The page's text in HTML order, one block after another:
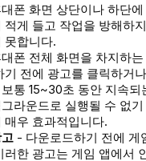
폰 화면 상단이나 하단
적게 들고 작업을 방해하
못합니다.
폰 전체 화면을 차지하
기 전에 광고를 클릭하거
통 15~30초 동안 지속
라운드로 실행될 수 없
매우 효과적입니다.
- 다운로드하기 전에 게
러한 광고는 게임 앱에서